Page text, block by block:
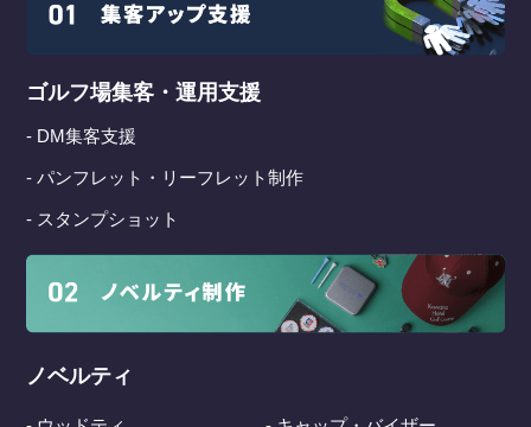
ゴルフ場集客・運用支援
- DM集客支援
- パンフレット・リーフレット制作
- スタンプショット
ノベルティ